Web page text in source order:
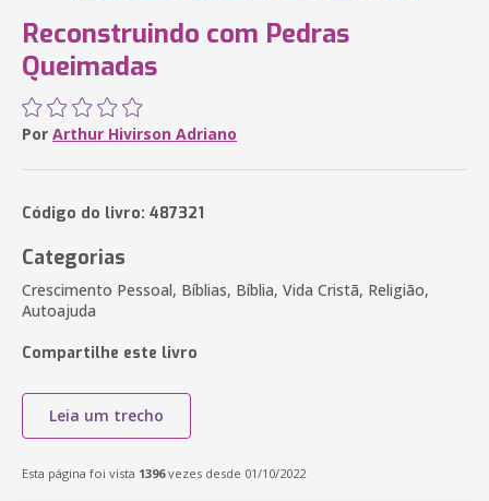
Reconstruindo com Pedras
Queimadas
Por Arthur Hivirson Adriano
Código do livro: 487321
Categorias
Crescimento Pessoal, Bíblias, Bíblia, Vida Cristã, Religião,
Autoajuda
Compartilhe este livro
Leia um trecho
Esta página foi vista 1396vezes desde 01/10/2022